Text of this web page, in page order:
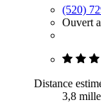
(520)
Ouvert
Distance
3,8